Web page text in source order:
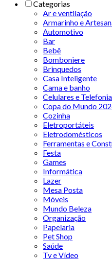
Categorias
Ar e ventilação
Armarinho e
Automotivo
Bar
Bebê
Bomboniere
Brinquedos
Casa Inteligente
Cama e banho
Celulares e Telefonia
Copa do Mundo
Cozinha
Eletroportáteis
Eletrodomésticos
Ferramentas e
Festa
Games
Informática
Lazer
Mesa Posta
Móveis
Mundo Beleza
Organização
Papelaria
Pet Shop
Saúde
Tv e Vídeo